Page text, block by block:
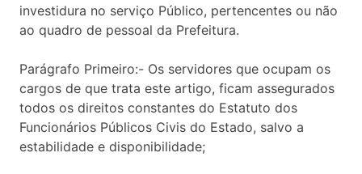
investidura no serviço Público, pertencentes ou não
ao quadro de pessoal da Prefeitura.
Parágrafo Primeiro:- Os servidores que ocupam os
cargos de que trata este artigo, ficam assegurados
todos os direitos constantes do Estatuto dos
Funcionários Públicos Civis do Estado, salvo a
estabilidade e disponibilidade;